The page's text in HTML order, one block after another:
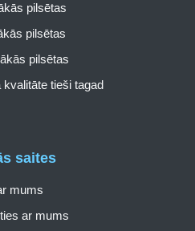
saites
mums
ar mums
pilsētas
pilsētas
pilsētas
kvalitāte tieši tagad